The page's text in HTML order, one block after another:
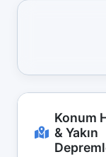
Konum
& Yakın